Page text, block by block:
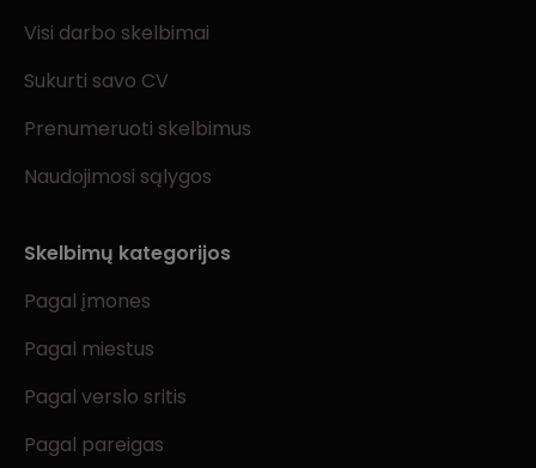
Visi darbo skelbimai
Sukurti savo CV
Prenumeruoti skelbimus
Naudojimosi sąlygos
Skelbimų kategorijos
Pagal įmones
Pagal miestus
Pagal verslo sritis
Pagal pareigas